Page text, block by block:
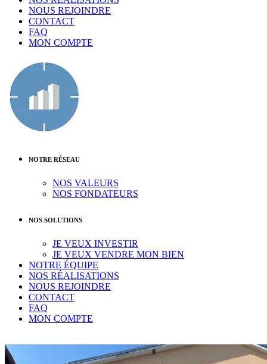
NOUS REJOINDRE
CONTACT
FAQ
MON COMPTE
NOTRE RÉSEAU
NOS VALEURS
NOS FONDATEURS
NOS SOLUTIONS
JE VEUX INVESTIR
JE VEUX VENDRE MON BIEN
NOTRE ÉQUIPE
NOS RÉALISATIONS
NOUS REJOINDRE
CONTACT
FAQ
MON COMPTE